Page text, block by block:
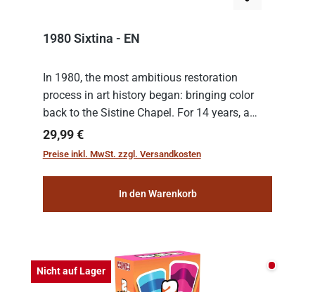
1980 Sixtina - EN
In 1980, the most ambitious restoration
process in art history began: bringing color
back to the Sistine Chapel. For 14 years, a
team of experts from the Vatican undertook
the meticulous job of cleaning and
Regulärer Preis:
29,99 €
Preise inkl. MwSt. zzgl. Versandkosten
In den Warenkorb
Nicht auf Lager Nicht